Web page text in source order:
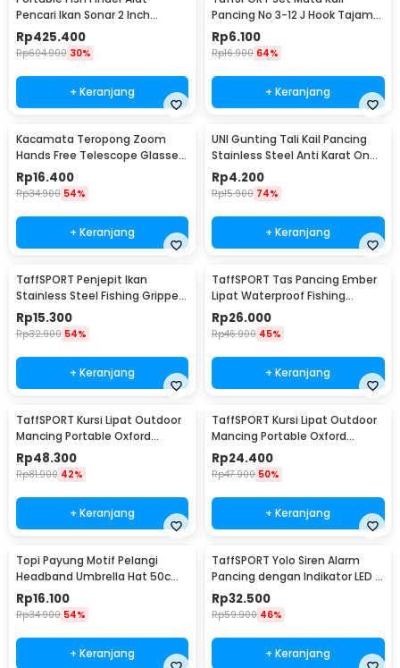
Pencari Ikan Sonar 2 Inch
Display 100M - TL-88E
Rp425.400
Rp604.900 30%
+ Keranjang
Pancing No 3-12 J Hook Tajam
70 PCS with Box - 94151-BE
Rp6.100
Rp16.900 64%
+ Keranjang
Kacamata Teropong Zoom
Hands Free Telescope Glasses
untuk Fishing - HG00117
Rp16.400
Rp34.900 54%
+ Keranjang
UNI Gunting Tali Kail Pancing
Stainless Steel Anti Karat One
Hand - 7261
Rp4.200
Rp15.900 74%
+ Keranjang
TaffSPORT Penjepit Ikan
Stainless Steel Fishing Gripper
Anti Karat - YS05
Rp15.300
Rp32.900 54%
+ Keranjang
TaffSPORT Tas Pancing Ember
Lipat Waterproof Fishing
Bucket
Rp26.000
Rp46.900 45%
+ Keranjang
TaffSPORT Kursi Lipat Outdoor
Mancing Portable Oxford
Folding Chair - ZDY01
Rp48.300
Rp81.900 42%
+ Keranjang
TaffSPORT Kursi Lipat Outdoor
Mancing Portable Oxford
Folding Chair - A0003
Rp24.400
Rp47.900 50%
+ Keranjang
Topi Payung Motif Pelangi
Headband Umbrella Hat 50cm
- W655
Rp16.100
Rp34.900 54%
+ Keranjang
TaffSPORT Yolo Siren Alarm
Pancing dengan Indikator LED -
R3
Rp32.500
Rp59.900 46%
+ Keranjang